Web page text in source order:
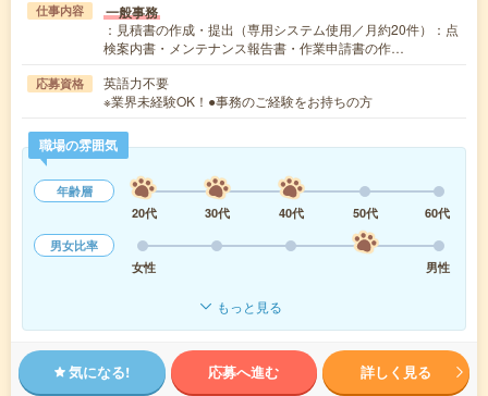
仕事内容 一般事務
：見積書の作成・提出（専用システム使用／月約20件）：点
検案内書・メンテナンス報告書・作業申請書の作…
応募資格
英語力不要
※業界未経験OK！●事務のご経験をお持ちの方
職場の雰囲気
年齢層
20代
30代 40代 50代
60代
男女比率
女性
男性
もっと見る
気になる! 応募へ進む 詳しく見る